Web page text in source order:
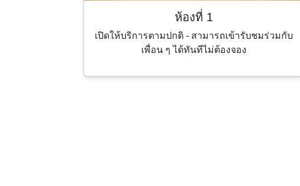
ห้องที่ 1
เปิดให้บริการตามปกติ - สามารถเข้ารับชมร่วมกับ
เพื่อน ๆ ได้ทันทีไม่ต้องจอง